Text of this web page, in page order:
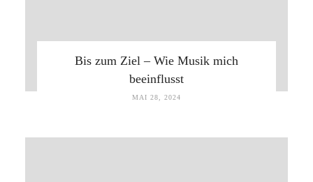
Bis zum Ziel – Wie Musik mich
beeinflusst
MAI 28, 2024